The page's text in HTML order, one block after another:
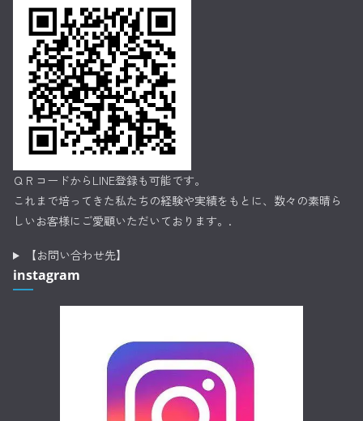
ＱＲコードからLINE登録も可能です。
これまで培ってきた私たちの経験や実績をもとに、数々の素晴ら
しいお客様にご愛顧いただいております。.
【お問い合わせ先】
instagram